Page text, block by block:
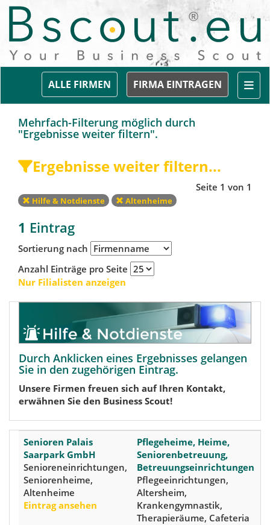
FIRMA EINTRAGEN
ALLE FIRMEN
Mehrfach-Filterung möglich durch
"Ergebnisse weiter filtern".
Ergebnisse weiter filtern...
Seite 1 von 1
Hilfe & Notdienste Altenheime
1 Eintrag
Sortierung nach
Anzahl Einträge pro Seite
Nur Filialisten anzeigen
Durch Anklicken eines Ergebnisses gelangen
Sie in den zugehörigen Eintrag.
Unsere Firmen freuen sich auf Ihren Kontakt,
erwähnen Sie den Business Scout!
Senioren Palais
Saarpark GmbH
Senioreneinrichtungen,
Seniorenheime,
Altenheime
Eintrag ansehen
Pflegeheime, Heime,
Seniorenbetreuung,
Betreuungseinrichtungen
Pflegeeinrichtungen,
Altersheim,
Krankengymnastik,
Therapieräume, Cafeteria